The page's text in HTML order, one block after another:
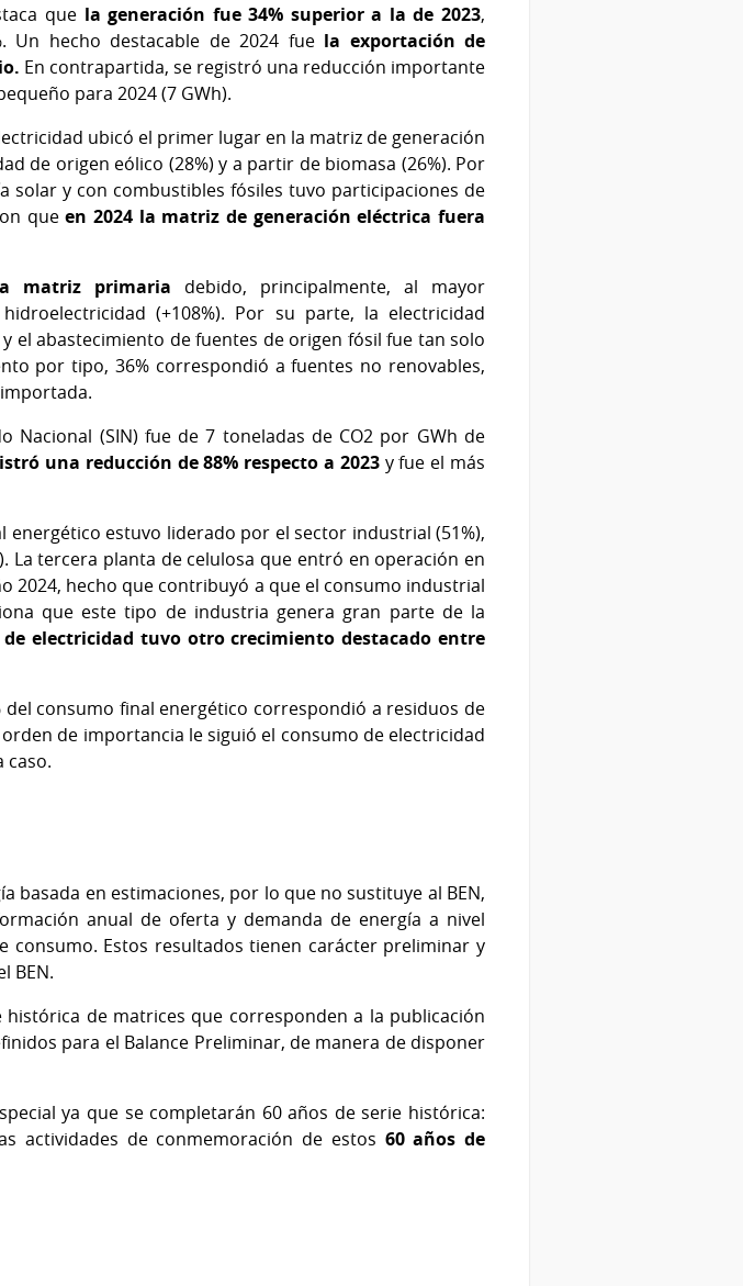
que la generación fue 34% superior a la de 2023,
Un hecho destacable de 2024 fue la exportación de
En contrapartida, se registró una reducción importante
para 2024 (7 GWh).
ubicó el primer lugar en la matriz de generación
de origen eólico (28%) y a partir de biomasa (26%). Por
solar y con combustibles fósiles tuvo participaciones de
queen 2024 la matriz de generación eléctrica fuera
matriz primaria debido, principalmente, al mayor
(+108%). Por su parte, la electricidad
el abastecimiento de fuentes de origen fósil fue tan solo
por tipo, 36% correspondió a fuentes no renovables,
Nacional (SIN) fue de 7 toneladas de CO2 por GWh de
una reducción de 88% respecto a 2023y fue el más
estuvo liderado por el sector industrial (51%),
tercera planta de celulosa que entró en operación en
2024, hecho que contribuyó a que el consumo industrial
que este tipo de industria genera gran parte de la
electricidad tuvo otro crecimiento destacado entre
consumo final energético correspondió a residuos de
de importancia le siguió el consumo de electricidad
caso.
basada en estimaciones, por lo que no sustituye al BEN,
anual de oferta y demanda de energía a nivel
consumo. Estos resultados tienen carácter preliminar y
BEN.
de matrices que corresponden a la publicación
para el Balance Preliminar, de manera de disponer
ya que se completarán 60 años de serie histórica:
actividades de conmemoración de estos 60 años de